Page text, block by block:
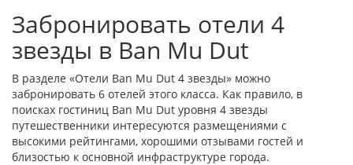
Забронировать отели 4
звезды в Ban Mu Dut
В разделе «Отели Ban Mu Dut 4 звезды» можно
забронировать 6 отелей этого класса. Как правило, в
поисках гостиниц Ban Mu Dut уровня 4 звезды
путешественники интересуются размещениями с
высокими рейтингами, хорошими отзывами гостей и
близостью к основной инфраструктуре города.